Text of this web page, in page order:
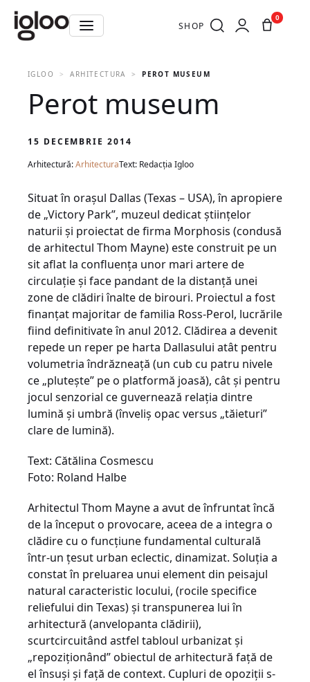
SHOP
0
IGLOO ARHITECTURA PEROT MUSEUM
Perot museum
15 DECEMBRIE 2014
Arhitectură:ArhitecturaText: Redacția Igloo
Situat în orașul Dallas (Texas – USA), în apropiere
de „Victory Park”, muzeul dedicat ştiinţelor
naturii şi proiectat de firma Morphosis (condusă
de arhitectul Thom Mayne) este construit pe un
sit aflat la confluenţa unor mari artere de
circulaţie şi face pandant de la distanţă unei
zone de clădiri înalte de birouri. Proiectul a fost
finanţat majoritar de familia Ross-Perol, lucrările
fiind definitivate în anul 2012. Clădirea a devenit
repede un reper pe harta Dallasului atât pentru
volumetria îndrăzneaţă (un cub cu patru nivele
ce „pluteşte” pe o platformă joasă), cât şi pentru
jocul senzorial ce guvernează relaţia dintre
lumină şi umbră (înveliş opac versus „tăieturi”
clare de lumină).
Text: Cătălina Cosmescu
Foto: Roland Halbe
Arhitectul Thom Mayne a avut de înfruntat încă
de la început o provocare, aceea de a integra o
clădire cu o funcţiune fundamental culturală
într-un ţesut urban eclectic, dinami­zat. Soluţia a
constat în preluarea unui element din peisajul
natural caracteristic locului, (rocile specifice
reliefului din Texas) şi trans­punerea lui în
arhitectură (anvelopanta clă­dirii),
scurtcircuitând astfel tabloul urbanizat şi
„repoziţionând” obiectul de arhitectură faţă de
el însuşi şi faţă de context. Cupluri de opo­ziţii s-